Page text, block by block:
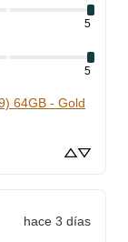
5
5
64GB - Gold
hace 3 días